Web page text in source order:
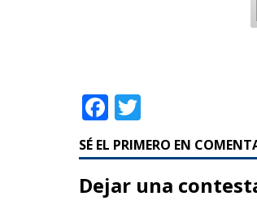
F
a
c
e
w
it
te
SÉ EL PRIMERO EN
Dejar una